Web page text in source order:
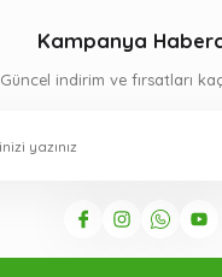
Kampanya
Güncel indirim ve fırsatları